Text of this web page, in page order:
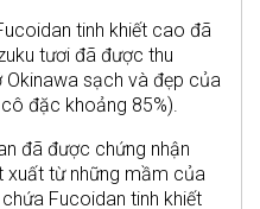
tinh khiết cao đã
tươi đã được thu
Okinawa sạch và đẹp của
đặc khoảng 85%).
đã được chứng nhận
xuất từ những mầm của
Fucoidan tinh khiết